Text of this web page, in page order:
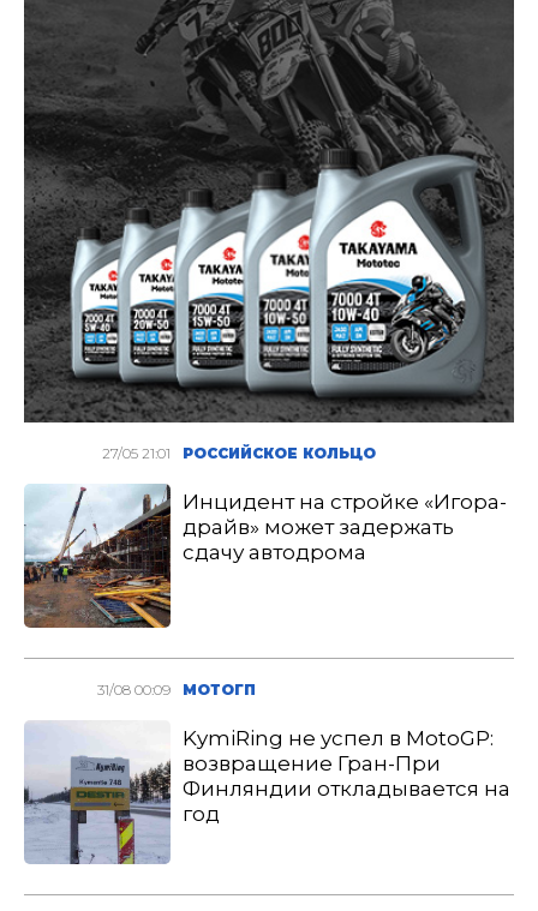
27/05 21:01 РОССИЙСКОЕ КОЛЬЦО
Инцидент на стройке «Игора-
драйв» может задержать
сдачу автодрома
31/08 00:09 МОТОГП
KymiRing не успел в MotoGP:
возвращение Гран-При
Финляндии откладывается на
год